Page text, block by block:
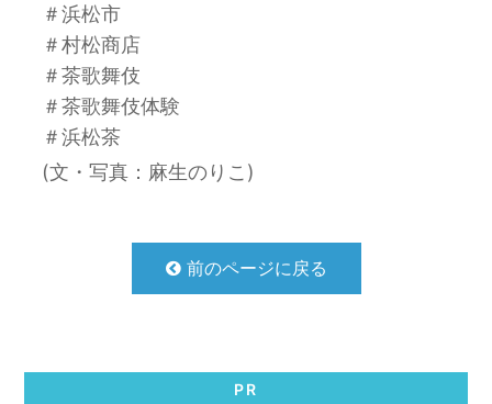
＃浜松市
＃村松商店
＃茶歌舞伎
＃茶歌舞伎体験
＃浜松茶
(文・写真：麻生のりこ)
前のページに戻る
PR